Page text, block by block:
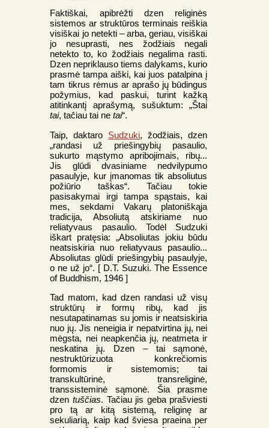
Faktiškai, apibrėžti dzen religinės
sistemos ar struktūros terminais reiškia
visiškai jo netekti – arba, geriau, visiškai
jo nesuprasti, nes žodžiais negali
netekto to, ko žodžiais negalima rasti.
Dzen nepriklauso tiems dalykams, kurio
prasmė tampa aiški, kai juos patalpina į
tam tikrus rėmus ar aprašo jų būdingus
požymius, kad paskui, turint kažką
atitinkantį aprašymą, sušuktum: „Štai
tai, tačiau tai netai“.
Taip, daktaro Sudzuki, žodžiais, dzen
„randasi už priešingybių pasaulio,
sukurto mąstymo apribojimais, ribų...
Jis glūdi dvasiniame nedvilypumo
pasaulyje, kur įmanomas tik absoliutus
požiūrio taškas“. Tačiau tokie
pasisakymai irgi tampa spąstais, kai
mes, sekdami Vakarų platoniškąja
tradicija, Absoliutą atskiriame nuo
reliatyvaus pasaulio. Todėl Sudzuki
iškart pratęsia: „Absoliutas jokiu būdu
neatsiskiria nuo reliatyvaus pasaulio...
Absoliutas glūdi priešingybių pasaulyje,
o ne už jo“. [ D.T. Suzuki. The Essence
of Buddhism, 1946 ]
Tad matom, kad dzen randasi už visų
struktūrų ir formų ribų, kad jis
nesutapatinamas su jomis ir neatsiskiria
nuo jų. Jis neneigia ir nepatvirtina jų, nei
mėgsta, nei neapkenčia jų, neatmeta ir
neskatina jų. Dzen – tai sąmonė,
nestruktūrizuota konkrečiomis
formomis ir sistemomis; tai
transkultūrinė, transreliginė,
transsisteminė sąmonė. Šia prasme
dzen tuščias. Tačiau jis geba prašviesti
pro tą ar kitą sistemą, religinę ar
sekuliarią, kaip kad šviesa praeina per